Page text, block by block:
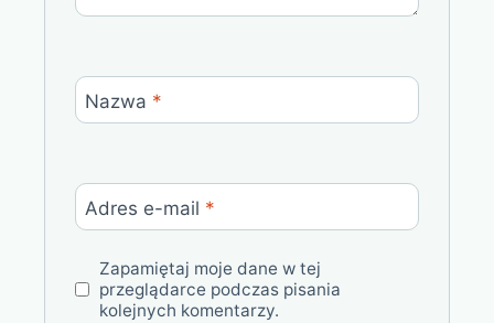
Nazwa *
Adres e-mail *
Zapamiętaj moje dane w tej
przeglądarce podczas pisania
kolejnych komentarzy.